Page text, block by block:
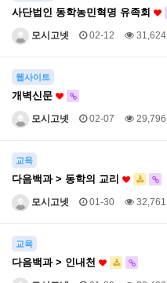
사단법인 동학농민혁명 유족회
모시고넷 02-12 31,624
웹사이트
개벽신문
모시고넷 02-07 29,796
교육
다음백과 > 동학의 교리
모시고넷 01-30 32,761
교육
다음백과 > 인내천